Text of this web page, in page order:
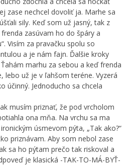
zase nechcel dovoliť ja. Marhe sa
sily. Keď som už jasný, tak z
zasúvam ho do špáry a
Visím za pravačku spolu so
a je nám fajn. Ďalšie kroky
marhu za sebou a keď frenda
lebo už je v ľahšom teréne. Vyzerá
účinný. Jednoducho sa chcela
musím priznať, že pod vrcholom
ona mňa. Na vrchu sa ma
úsmevom pýta, „Tak ako?“
priznávam. Aby som nebol zase
sa ho pýtam prečo tak riskoval a
je klasická -TAK-TO-MÁ-BYŤ-